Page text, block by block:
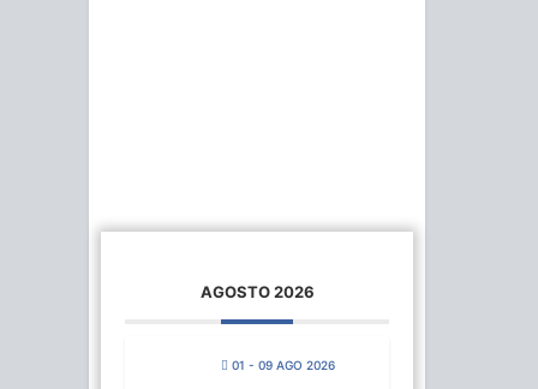
AGOSTO 2026
01 - 09 AGO 2026